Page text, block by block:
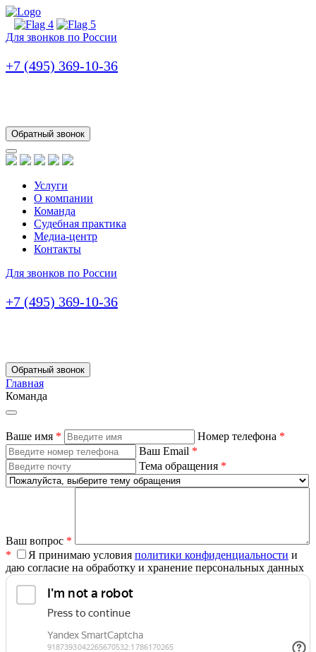
Для звонков по России
+7 (495) 369-10-36
Обратный звонок
Услуги
О компании
Команда
Судебная практика
Медиа-центр
Контакты
Для звонков по России
+7 (495) 369-10-36
Обратный звонок
Главная
Команда
Ваше имя * Номер телефона *
Ваш Email *
Тема обращения *
Ваш вопрос *
*
Я принимаю условия политики конфиденциальности и
даю согласие на обработку и хранение персональных данных